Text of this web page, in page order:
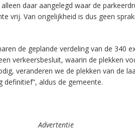
daar aangelegd waar de
vrij. Van ongelijkheid is dus geen
de geplande verdeling van de 340
verkeersbesluit, waarin de plekken
veranderen we de plekken van de
aldus de gemeente.
Advertentie